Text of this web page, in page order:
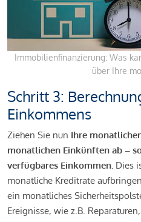
Immobilienfinanzierung: Was
über Ihre
Schritt 3:
Einkommens
Ziehen Sie nun Ihre
monatlichen Einkünften ab –
verfügbares Einkommen. Dies
monatliche Kreditrate
ein monatliches
Ereignisse, wie z.B.